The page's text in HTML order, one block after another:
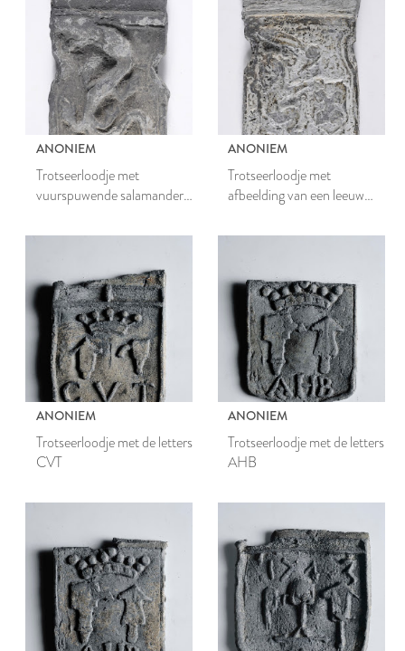
ANONIEM
Trotseerloodje met
vuurspuwende salamander
ANONIEM
Trotseerloodje met
afbeelding van een leeuw
Leiden en jaartal 1938
ANONIEM
Trotseerloodje met de letters
CVT
ANONIEM
Trotseerloodje met de letters
AHB